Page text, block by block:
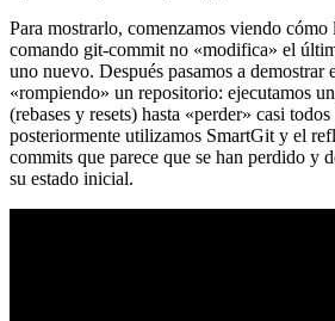
Para mostrarlo, comenzamos viendo
comando git-commit no «modifica» el
uno nuevo. Después pasamos a demostrar
«rompiendo» un repositorio: ejecutamos
(rebases y resets) hasta «perder» casi
posteriormente utilizamos SmartGit y el
commits que parece que se han perdido y
su estado inicial.